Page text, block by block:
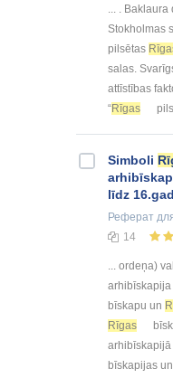
... . Baklaura
Stokholmas
pilsētas
salas.
attīstības
“Rīgas
Simboli
līdz
Реферат
14
... ordeņa)
arhibīskapija
bīskapu un
Rīgas
arhibīskapijā
bīskapijas un